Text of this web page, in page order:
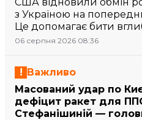
з Україною на
Це допомагає бити
06 серпня 2026 08:36
Важливо
Масований удар по
дефіцит ракет для
Стефанішиній —